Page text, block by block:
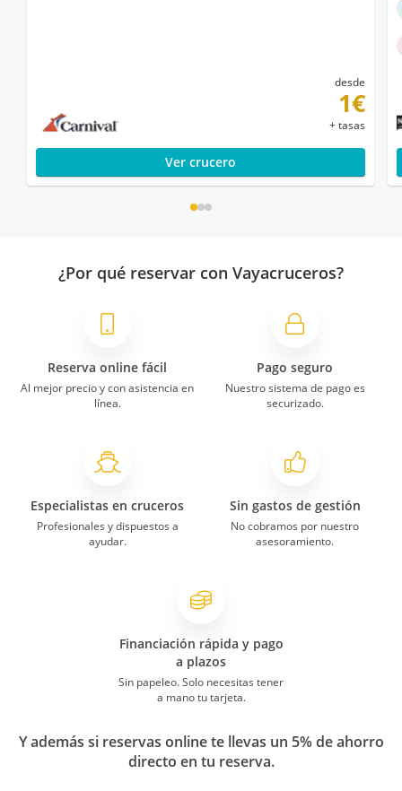
desde
1€
+ tasas
Ver crucero
¿Por qué reservar con Vayacruceros?
Reserva online fácil
Al mejor precio y con asistencia en
línea.
Pago seguro
Nuestro sistema de pago es
securizado.
Especialistas en cruceros
Profesionales y dispuestos a
ayudar.
Sin gastos de gestión
No cobramos por nuestro
asesoramiento.
Financiación rápida y pago
a plazos
Sin papeleo. Solo necesitas tener
a mano tu tarjeta.
Y además si reservas online te llevas un 5% de ahorro
directo en tu reserva.